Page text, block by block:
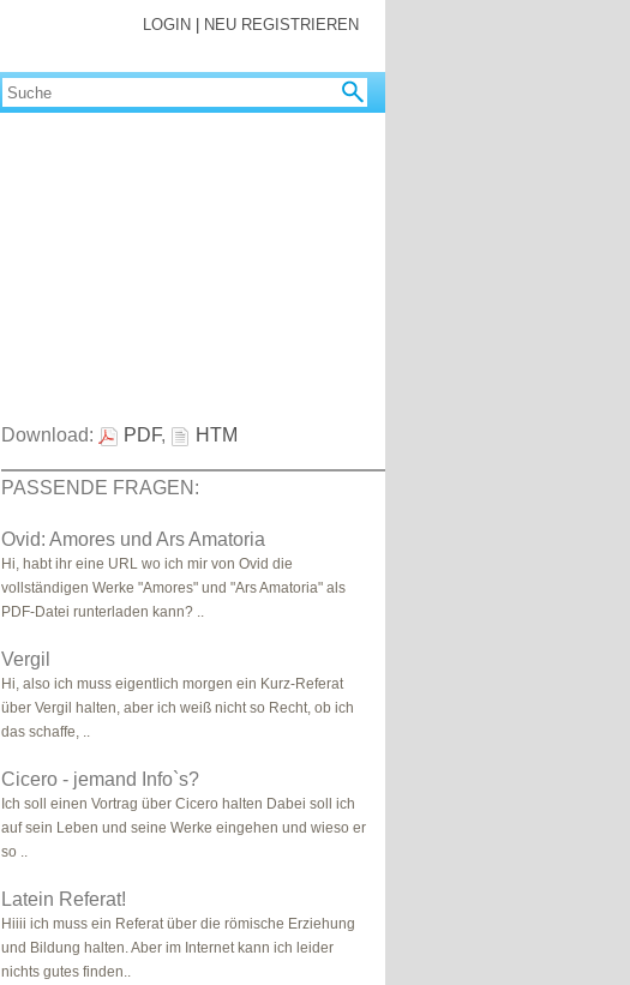
LOGIN NEU REGISTRIEREN
Download: PDF, HTM
PASSENDE FRAGEN:
Ovid: Amores und Ars Amatoria
Hi, habt ihr eine URL wo ich mir von Ovid die
vollständigen Werke "Amores" und "Ars Amatoria" als
PDF-Datei runterladen kann? ..
Vergil
Hi, also ich muss eigentlich morgen ein Kurz-Referat
über Vergil halten, aber ich weiß nicht so Recht, ob ich
das schaffe, ..
Cicero - jemand Info`s?
Ich soll einen Vortrag über Cicero halten Dabei soll ich
auf sein Leben und seine Werke eingehen und wieso er
so ..
Latein Referat!
Hiiii ich muss ein Referat über die römische Erziehung
und Bildung halten. Aber im Internet kann ich leider
nichts gutes finden..